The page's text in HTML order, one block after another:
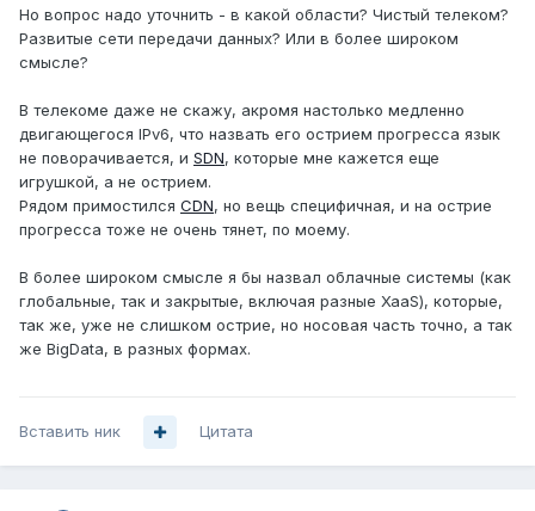
Но вопрос надо уточнить - в какой области? Чистый телеком?
Развитые сети передачи данных? Или в более широком
смысле?
В телекоме даже не скажу, акромя настолько медленно
двигающегося IPv6, что назвать его острием прогресса язык
не поворачивается, и SDN, которые мне кажется еще
игрушкой, а не острием.
Рядом примостился CDN, но вещь специфичная, и на острие
прогресса тоже не очень тянет, по моему.
В более широком смысле я бы назвал облачные системы (как
глобальные, так и закрытые, включая разные XaaS), которые,
так же, уже не слишком острие, но носовая часть точно, а так
же BigData, в разных формах.
Вставить ник Цитата